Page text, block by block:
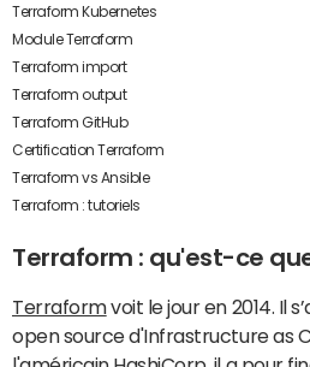
Terraform Kubernetes
Module Terraform
Terraform import
Terraform output
Terraform GitHub
Certification Terraform
Terraform vs Ansible
Terraform : tutoriels
Terraform : qu'est-ce
Terraformvoit le jour en 2014. Il
open source d'Infrastructure as